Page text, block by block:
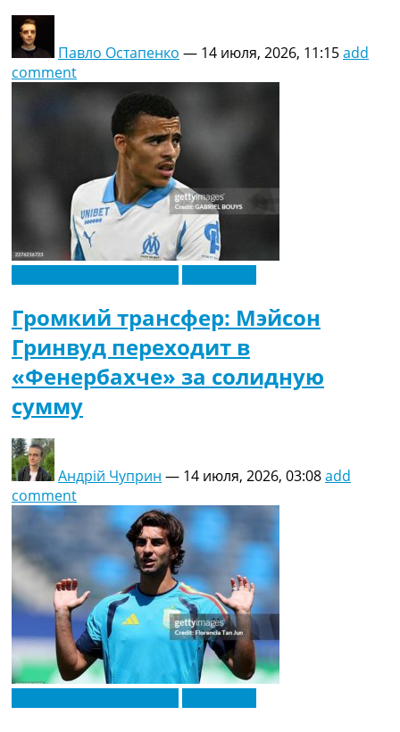
Павло Остапенко — 14 июля, 2026, 11:15add
comment
Громкий трансфер: Мэйсон
Гринвуд переходит в
«Фенербахче» за солидную
сумму
Андрій Чуприн — 14 июля, 2026, 03:08add
comment